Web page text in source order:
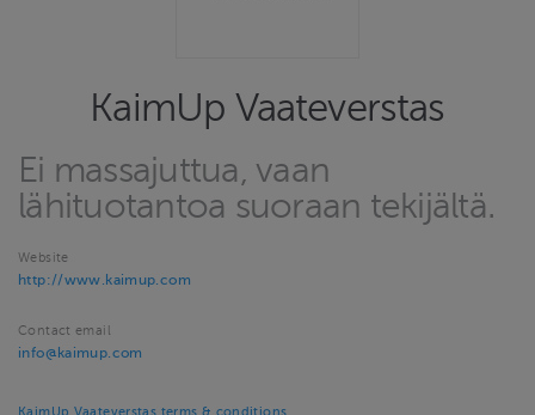
KaimUp Vaateverstas
Ei massajuttua, vaan
lähituotantoa suoraan tekijältä.
Website
http://www.kaimup.com
Contact email
info@kaimup.com
KaimUp Vaateverstas terms & conditions